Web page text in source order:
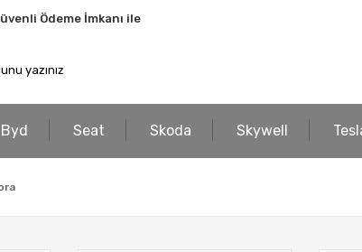
Ödeme İmkanı ile
Byd Seat Skoda Skywell